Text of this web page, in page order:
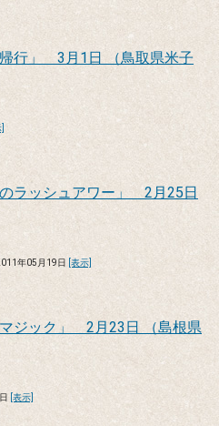
帰行」 3月1日 （鳥取県米子
のラッシュアワー」 2月25日
年05月19日 [表示]
マジック」 2月23日 （島根県
[表示]